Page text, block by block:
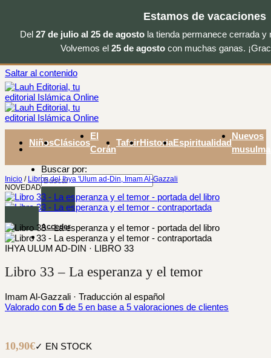
Estamos de vacaciones
Del 27 de julio al 25 de agosto la tienda permanece cerrada
Volvemos el 25 de agostocon muchas ganas.
Saltar al contenido
Buscar por:
Acceder
NiñosClásicos
El
Corán
TafsirHistoriaEspiritualidad
Nuevos
Inicio / Libros del Ihya 'Ulum ad-Din, Imam Al-Gazzali
NOVEDAD
IHYA ULUM AD-DIN · LIBRO 33
Libro 33 – La esperanza y el temor
Imam Al-Gazzali · Traducción al español
Valorado con 5 de 5 en base a5 valoraciones de clientes
10,90€✓ EN STOCK